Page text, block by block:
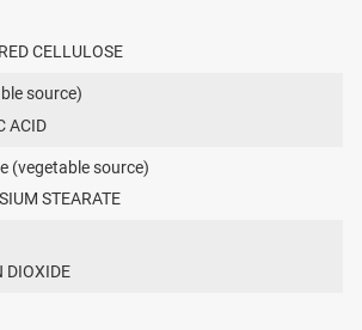
CELLULOSE
source)
ACID
(vegetable source)
STEARATE
DIOXIDE